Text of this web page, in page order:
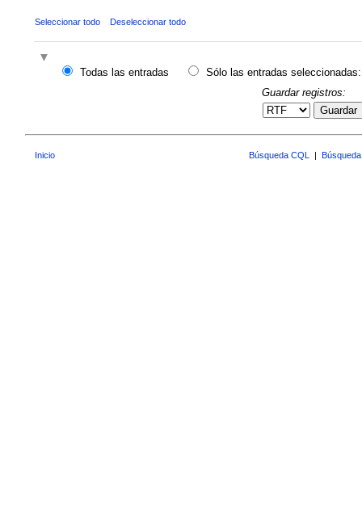
Seleccionar todo Deseleccionar todo
Todas las entradas
Sólo las entradas seleccionadas:
Guardar registros:
Guardar
Inicio Búsqueda CQL